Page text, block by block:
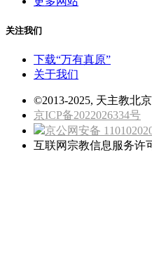
关注我们
下载“万有真原”
关于我们
©2013-2025, 天主教北
京ICP备2022026334号
京公网安备
互联网宗教信息服务许